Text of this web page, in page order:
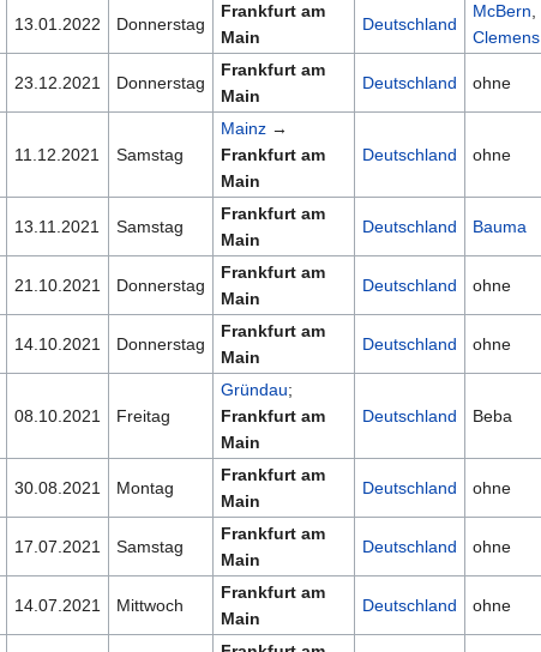
13.01.2022 Donnerstag
Frankfurt am
Main
Deutschland
McBern,
Clemens
23.12.2021 Donnerstag
Frankfurt am
Main
Deutschland ohne
11.12.2021 Samstag
Mainz→
Frankfurt am
Main
Deutschland ohne
13.11.2021 Samstag
Frankfurt am
Main
Deutschland Bauma
21.10.2021 Donnerstag
Frankfurt am
Main
Deutschland ohne
14.10.2021 Donnerstag
Frankfurt am
Main
Deutschland ohne
08.10.2021 Freitag
Gründau;
Frankfurt am
Main
Deutschland Beba
30.08.2021 Montag
Frankfurt am
Main
Deutschland ohne
17.07.2021 Samstag
Frankfurt am
Main
Deutschland ohne
14.07.2021 Mittwoch
Frankfurt am
Main
Deutschland ohne